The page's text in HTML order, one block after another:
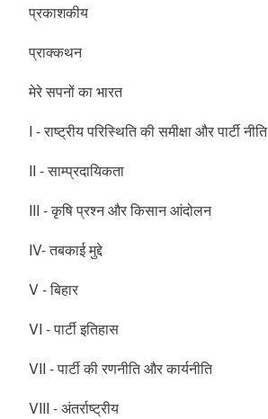
प्रकाशकीय
प्राक्कथन
मेरे सपनों का भारत
I - राष्ट्रीय परिस्थिति की समीक्षा और पार्टी नीति
II - साम्प्रदायिकता
III - कृषि प्रश्न और किसान आंदोलन
IV- तबकाई मुद्दे
V - बिहार
VI - पार्टी इतिहास
VII - पार्टी की रणनीति और कार्यनीति
VIII - अंतर्राष्ट्रीय